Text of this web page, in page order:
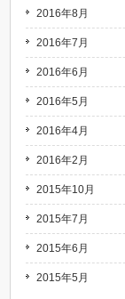
2016年8月
2016年7月
2016年6月
2016年5月
2016年4月
2016年2月
2015年10月
2015年7月
2015年6月
2015年5月